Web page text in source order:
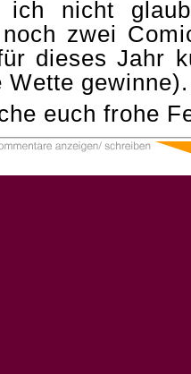
nicht
zwei
dieses Jahr
Wette
euch frohe